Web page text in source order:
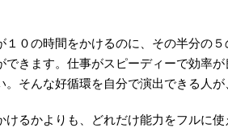
０の時間をかけるのに、その半分の
できます。仕事がスピーディーで効率
そんな好循環を自分で演出できる人が
るかよりも、どれだけ能力をフルに